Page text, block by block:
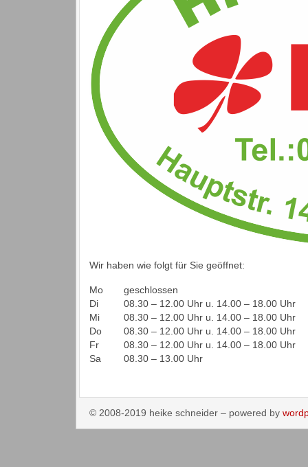
Wir haben wie folgt für Sie geöffnet:
Mo
geschlossen
Di
08.30 – 12.00 Uhr u. 14.00 – 18.00 Uhr
Mi
08.30 – 12.00 Uhr u. 14.00 – 18.00 Uhr
Do
08.30 – 12.00 Uhr u. 14.00 – 18.00 Uhr
Fr
08.30 – 12.00 Uhr u. 14.00 – 18.00 Uhr
Sa
08.30 – 13.00 Uhr
© 2008-2019 heike schneider – powered by